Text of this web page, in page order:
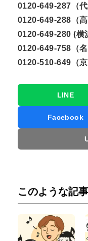
0120-649-287（代
0120-649-288（高
0120-649-280 (横
0120-649-758（名
0120-510-649（京
LINE
Facebook
このような記